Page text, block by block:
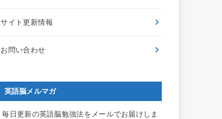
サイト更新情報
お問い合わせ
英語脳メルマガ
毎日更新の英語脳勉強法をメールでお届けしま